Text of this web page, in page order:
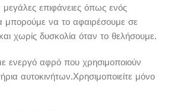
μεγάλες επιφάνειες όπως ενός
μπορούμε να το αφαιρέσουμε σε
χωρίς δυσκολία όταν το θελήσουμε.
ενεργό αφρό που χρησιμοποιούν
αυτοκινήτων.Χρησιμοποιείτε μόνο